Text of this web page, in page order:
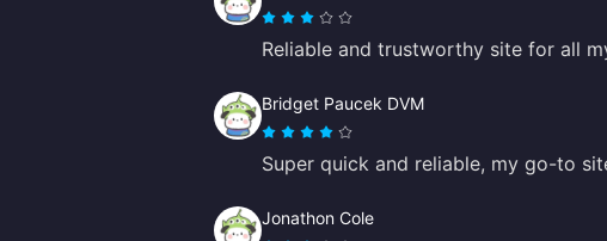
Reliable and trustworthy site for all
Bridget Paucek DVM
Super quick and reliable, my go-to
Jonathon Cole